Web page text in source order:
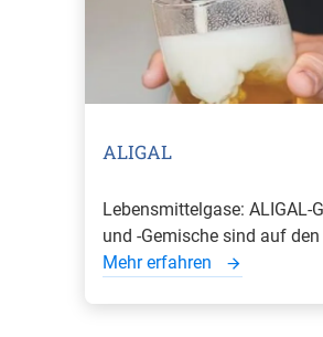
ALIGAL
Lebensmittelgase: ALIGAL-
und -Gemische sind auf den
Mehr erfahren